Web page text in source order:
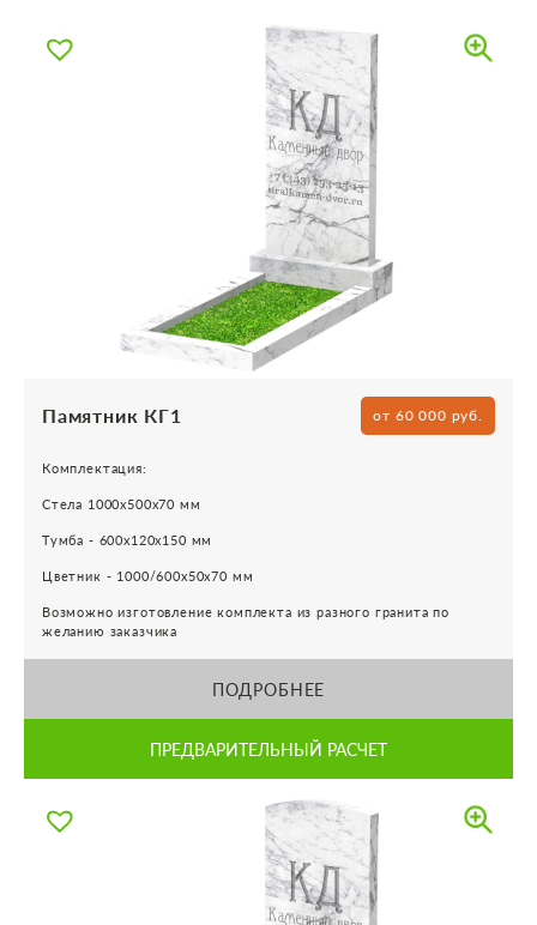
Памятник КГ1 от 60 000 руб.
Комплектация:
Стела 1000х500х70 мм
Тумба - 600х120х150 мм
Цветник - 1000/600х50х70 мм
Возможно изготовление комплекта из разного гранита по
желанию заказчика
ПОДРОБНЕЕ
ПРЕДВАРИТЕЛЬНЫЙ РАСЧЕТ